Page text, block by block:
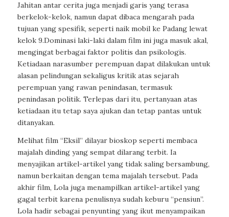
Jahitan antar cerita juga menjadi garis yang terasa
berkelok-kelok, namun dapat dibaca mengarah pada
tujuan yang spesifik, seperti naik mobil ke Padang lewat
kelok 9.Dominasi laki-laki dalam film ini juga masuk akal,
mengingat berbagai faktor politis dan psikologis.
Ketiadaan narasumber perempuan dapat dilakukan untuk
alasan pelindungan sekaligus kritik atas sejarah
perempuan yang rawan penindasan, termasuk
penindasan politik. Terlepas dari itu, pertanyaan atas
ketiadaan itu tetap saya ajukan dan tetap pantas untuk
ditanyakan.
Melihat film “Eksil” dilayar bioskop seperti membaca
majalah dinding yang sempat dilarang terbit. Ia
menyajikan artikel-artikel yang tidak saling bersambung,
namun berkaitan dengan tema majalah tersebut. Pada
akhir film, Lola juga menampilkan artikel-artikel yang
gagal terbit karena penulisnya sudah keburu “pensiun”.
Lola hadir sebagai penyunting yang ikut menyampaikan